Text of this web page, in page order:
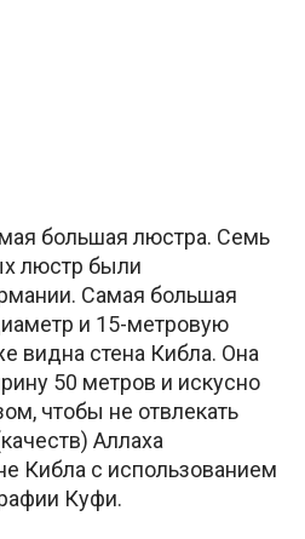
большая люстра. Семь
люстр были
Самая большая
и 15-метровую
видна стена Кибла. Она
50 метров и искусно
чтобы не отвлекать
Аллаха
Кибла с использованием
Куфи.